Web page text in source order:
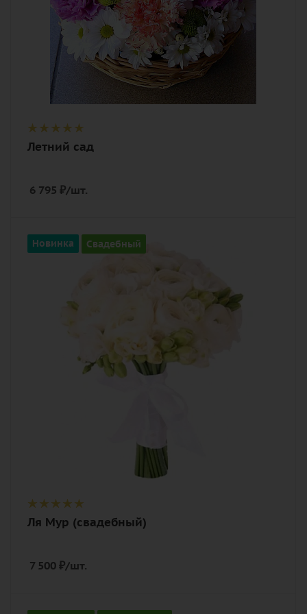
Летний сад
6 795 ₽/шт.
Новинка Свадебный
Количество
19
белый, кремовый, нежный
фрезия, лента
Ля Мур (свадебный)
7 500 ₽/шт.